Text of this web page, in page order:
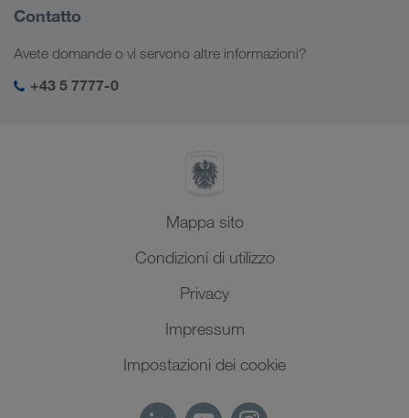
Soluzioni digitali
Settori d'impiego
Caucaso
Asia Centrale
Medio Oriente
Informazioni sulla società
SHEQ-Management
Contatto
Avete domande o vi servono altre informazioni?
+43 5 7777-0
Mappa sito
Condizioni di utilizzo
Privacy
Impressum
Impostazioni dei cookie